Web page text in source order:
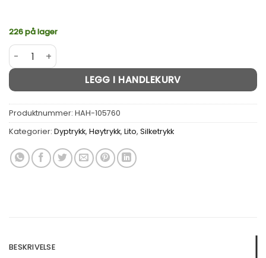
226 på lager
Hahnemühle Grafikkpapir 230g Hvit 1/1 limt
LEGG I HANDLEKURV
Alternative:
Produktnummer: HAH-105760
Kategorier: Dyptrykk, Høytrykk, Lito, Silketrykk
BESKRIVELSE